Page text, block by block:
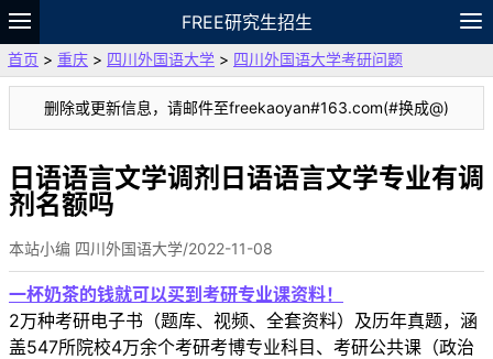
FREE研究生招生
题库
故事 专题 APP 笔记
论坛
VIP
资料
首页 > 重庆 > 四川外国语大学 > 四川外国语大学考研问题
删除或更新信息，请邮件至freekaoyan#163.com(#换成@)
日语语言文学调剂日语语言文学专业有调
剂名额吗
本站小编 四川外国语大学/2022-11-08
一杯奶茶的钱就可以买到考研专业课资料！
2万种考研电子书（题库、视频、全套资料）及历年真题，涵
盖547所院校4万余个考研考博专业科目、考研公共课（政治